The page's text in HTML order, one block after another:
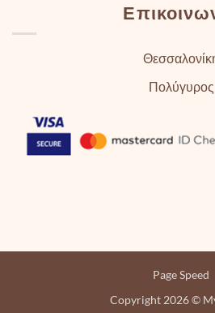
Πολύγυρος
Page Speed
Copyright 2026 ©